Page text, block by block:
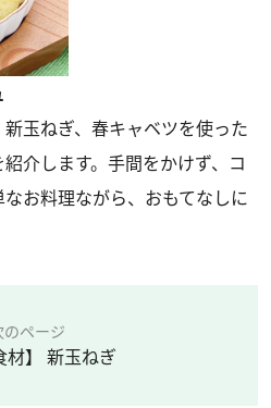
玉ねぎ、春キャベツを使った
介します。手間をかけず、コ
お料理ながら、おもてなしに
のページ
材】 新玉ねぎ